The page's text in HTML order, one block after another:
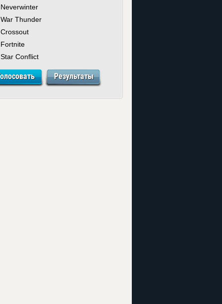
Neverwinter
War Thunder
Crossout
Fortnite
Star Conflict